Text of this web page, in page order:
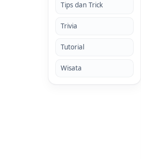
Tips dan Trick
Trivia
Tutorial
Wisata